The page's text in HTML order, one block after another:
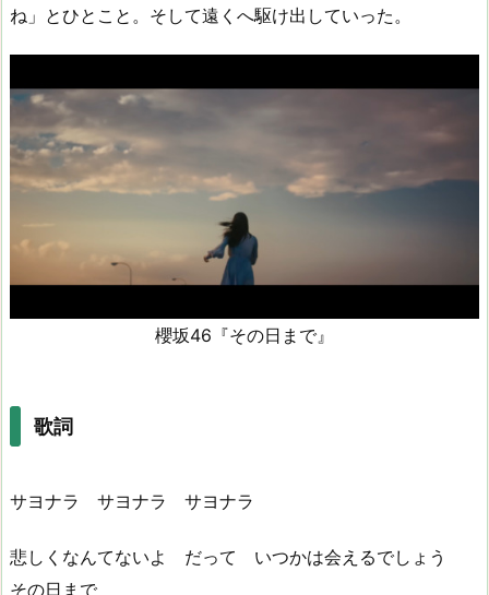
ね」とひとこと。そして遠くへ駆け出していった。
櫻坂46『その日まで』
歌詞
サヨナラ サヨナラ サヨナラ
悲しくなんてないよ だって いつかは会えるでしょう
その日まで